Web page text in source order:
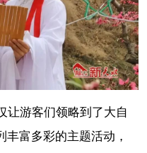
游客们领略到了大自
富多彩的主题活动，